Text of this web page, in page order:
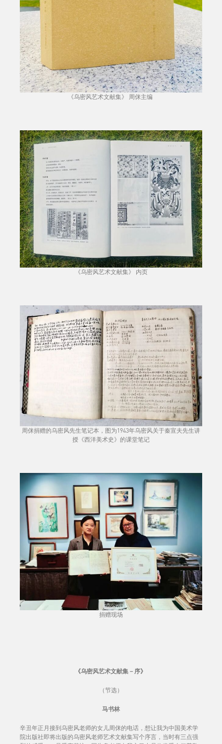
《乌密风艺术文献集》 周侎主编
《乌密风艺术文献集》 内页
周侎捐赠的乌密风先生笔记本，图为1943年乌密风关于秦宣夫先生讲
授《西洋美术史》的课堂笔记
捐赠现场
《乌密风艺术文献集－序》
（节选）
马书林
辛丑年正月接到乌密风老师的女儿周侎的电话，想让我为中国美术学
院出版社即将出版的乌密风老师艺术文献集写个序言，当时有三点强